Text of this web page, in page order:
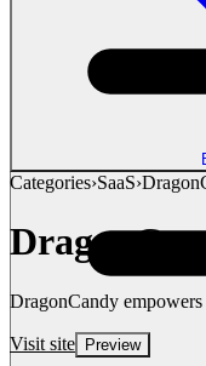
Categories›SaaS›
DragonCandy
Visit site Preview